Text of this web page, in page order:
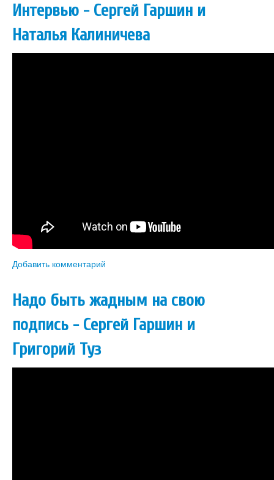
Интервью - Сергей Гаршин и
Наталья Калиничева
Добавить комментарий
Надо быть жадным на свою
подпись - Сергей Гаршин и
Григорий Туз